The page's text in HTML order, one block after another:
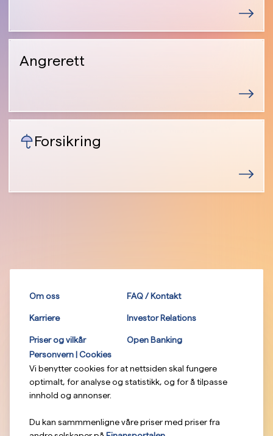
Angrerett
Forsikring
Om oss FAQ / Kontakt
Karriere Investor Relations
Priser og vilkår
Open Banking
Personvern | Cookies
Vi benytter cookies for at nettsiden skal fungere
optimalt, for analyse og statistikk, og for å tilpasse
innhold og annonser.
Du kan sammmenligne våre priser med priser fra